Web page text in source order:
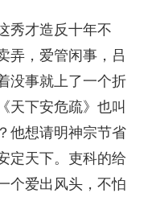
秀才造反十年不
弄，爱管闲事，吕
没事就上了一个折
天下安危疏》也叫
他想请明神宗节省
定天下。吏科的给
个爱出风头，不怕